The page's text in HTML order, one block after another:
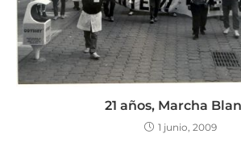
21 años, Marcha
1 junio, 2009